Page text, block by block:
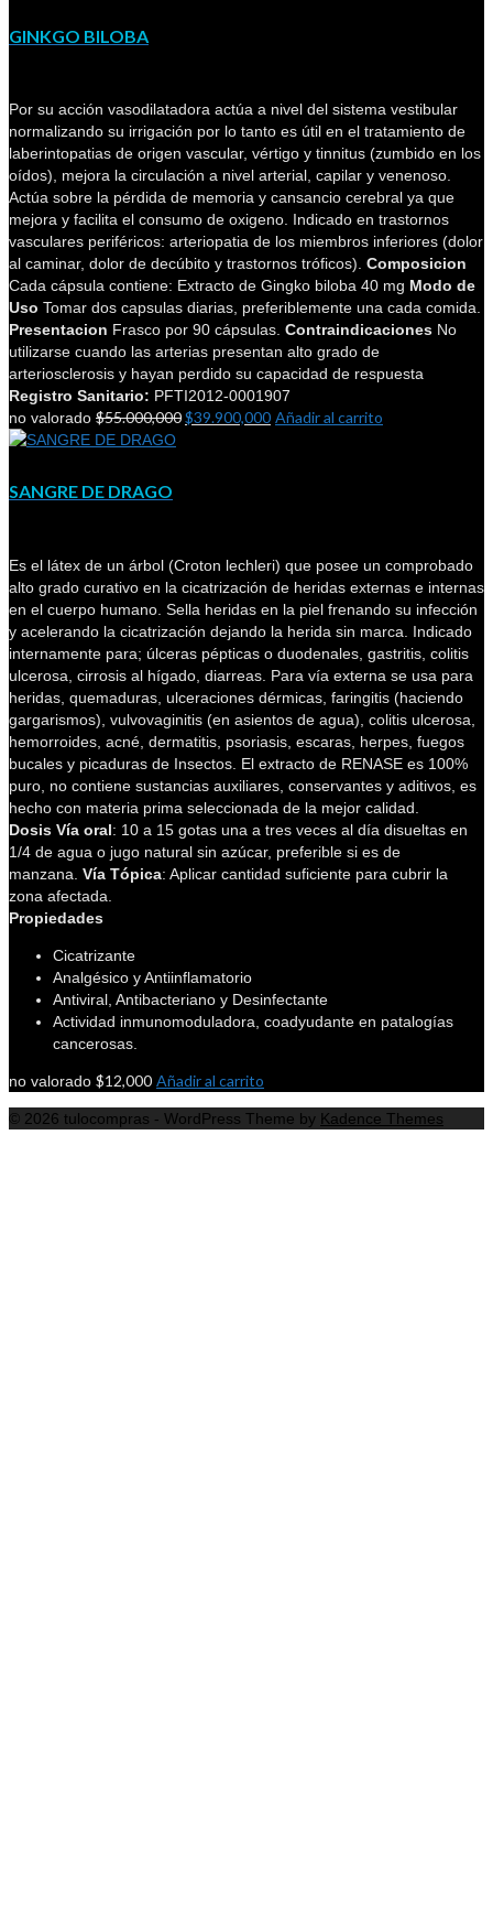
GINKGO BILOBA
Por su acción vasodilatadora actúa a nivel del sistema vestibular
normalizando su irrigación por lo tanto es útil en el tratamiento de
laberintopatias de origen vascular, vértigo y tinnitus (zumbido en los
oídos), mejora la circulación a nivel arterial, capilar y venenoso.
Actúa sobre la pérdida de memoria y cansancio cerebral ya que
mejora y facilita el consumo de oxigeno. Indicado en trastornos
vasculares periféricos: arteriopatia de los miembros inferiores (dolor
al caminar, dolor de decúbito y trastornos tróficos). Composicion
Cada cápsula contiene: Extracto de Gingko biloba 40 mg Modo de
Uso Tomar dos capsulas diarias, preferiblemente una cada comida.
Presentacion Frasco por 90 cápsulas. Contraindicaciones No
utilizarse cuando las arterias presentan alto grado de
arteriosclerosis y hayan perdido su capacidad de respuesta
Registro Sanitario: PFTI2012-0001907
no valorado $55.000,000$39.900,000 Añadir al carrito
SANGRE DE DRAGO
Es el látex de un árbol (Croton lechleri) que posee un comprobado
alto grado curativo en la cicatrización de heridas externas e internas
en el cuerpo humano. Sella heridas en la piel frenando su infección
y acelerando la cicatrización dejando la herida sin marca. Indicado
internamente para; úlceras pépticas o duodenales, gastritis, colitis
ulcerosa, cirrosis al hígado, diarreas. Para vía externa se usa para
heridas, quemaduras, ulceraciones dérmicas, faringitis (haciendo
gargarismos), vulvovaginitis (en asientos de agua), colitis ulcerosa,
hemorroides, acné, dermatitis, psoriasis, escaras, herpes, fuegos
bucales y picaduras de Insectos. El extracto de RENASE es 100%
puro, no contiene sustancias auxiliares, conservantes y aditivos, es
hecho con materia prima seleccionada de la mejor calidad.
Dosis Vía oral: 10 a 15 gotas una a tres veces al día disueltas en
1/4 de agua o jugo natural sin azúcar, preferible si es de
manzana. Vía Tópica: Aplicar cantidad suficiente para cubrir la
zona afectada.
Propiedades
Cicatrizante
Analgésico y Antiinflamatorio
Antiviral, Antibacteriano y Desinfectante
Actividad inmunomoduladora, coadyudante en patalogías
cancerosas.
no valorado $12,000 Añadir al carrito
© 2026 tulocompras - WordPress Theme by Kadence Themes